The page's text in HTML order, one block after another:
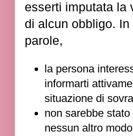
esserti imputata la
di alcun obbligo. In
parole,
la persona
informarti
situazione di
non sarebbe
nessun altro